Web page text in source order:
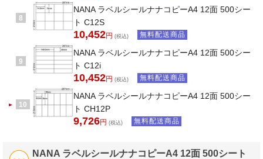
8
NANA ラベルシールナナコピーA4 12面 500シー
ト C12S
10,452円 (税込) 無料配送商品
9
NANA ラベルシールナナコピーA4 12面 500シー
ト C12i
10,452円 (税込) 無料配送商品
10
NANA ラベルシールナナコピーA4 12面 500シー
ト CH12P
9,726円 (税込) 無料配送商品
NANA ラベルシールナナコピーA4 12面 500シート